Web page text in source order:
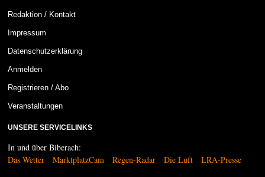
Redaktion / Kontakt
Impressum
Datenschutzerklärung
Anmelden
Registrieren / Abo
Veranstaltungen
UNSERE SERVICELINKS
In und über Biberach:
Das Wetter
MarktplatzCam Regen-Radar Die Luft LRA-Presse